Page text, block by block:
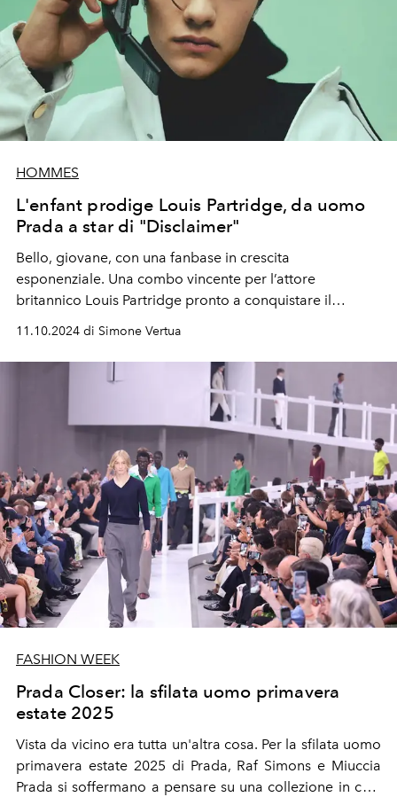
HOMMES
L'enfant prodige Louis Partridge, da uomo
Prada a star di "Disclaimer"
Bello, giovane, con una fanbase in crescita
esponenziale. Una combo vincente per l’attore
britannico Louis Partridge pronto a conquistare il
pubblico con
11.10.2024 di Simone Vertua
FASHION WEEK
Prada Closer: la sfilata uomo primavera
estate 2025
Vista da vicino era tutta un'altra cosa. Per la sfilata uomo
primavera estate 2025 di Prada, Raf Simons e Miuccia
Prada si soffermano a pensare su una collezione in cui i